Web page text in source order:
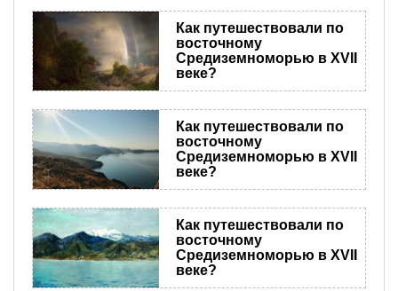
Как путешествовали по
восточному
Средиземноморью в XVII
веке?
Как путешествовали по
восточному
Средиземноморью в XVII
веке?
Как путешествовали по
восточному
Средиземноморью в XVII
веке?